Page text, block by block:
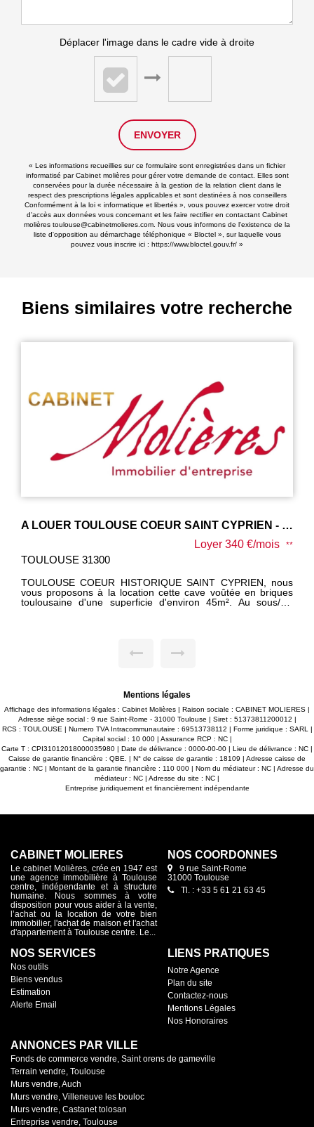
Déplacer l'image dans le cadre vide à droite
ENVOYER
« Les informations recueillies sur ce formulaire sont enregistrées dans un fichier
informatisé par Cabinet molières pour gérer votre demande de contact. Elles sont
conservées pour la durée nécessaire à la gestion de la relation client dans le
respect des prescriptions légales applicables et sont destinées à nos conseillers
Conformément à la loi « informatique et libertés », vous pouvez exercer votre droit
d'accès aux données vous concernant et les faire rectifier en contactant Cabinet
molières toulouse@cabinetmolieres.com. Nous vous informons de l'existence de la
liste d'opposition au démarchage téléphonique « Bloctel », sur laquelle vous
pouvez vous inscrire ici : https://www.bloctel.gouv.fr/ »
Biens similaires votre recherche
A LOUER TOULOUSE COEUR SAINT CYPRIEN - Cave toulousaine voûtée 45m²
Loyer 340 €/mois
**
TOULOUSE 31300
TOULOUSE COEUR HISTORIQUE SAINT CYPRIEN, nous
vous proposons à la location cette cave voûtée en briques
toulousaine d'une superficie d'environ 45m². Au sous/sol
Mentions légales
Affichage des informations légales : Cabinet Molières | Raison sociale : CABINET MOLIERES |
Adresse siège social : 9 rue Saint-Rome - 31000 Toulouse | Siret : 51373811200012 |
RCS : TOULOUSE | Numero TVA Intracommunautaire : 69513738112 | Forme juridique : SARL |
Capital social : 10 000 | Assurance RCP : NC |
Carte T : CPI31012018000035980 | Date de délivrance : 0000-00-00 | Lieu de délivrance : NC |
Caisse de garantie financière : QBE. | N° de caisse de garantie : 18109 | Adresse caisse de
garantie : NC | Montant de la garantie financière : 110 000 | Nom du médiateur : NC | Adresse du
médiateur : NC | Adresse du site : NC |
Entreprise juridiquement et financièrement indépendante
CABINET MOLIÈRES
Le cabinet Molières, crée en 1947 est
une agence immobilière à Toulouse
centre, indépendante et à structure
humaine. Nous sommes à votre
disposition pour vous aider à la vente,
l’achat ou la location de votre bien
immobilier, l'achat de maison et l'achat
d'appartement à Toulouse centre. Le...
NOS COORDONNES
9 rue Saint-Rome
31000 Toulouse
Tl. : +33 5 61 21 63 45
NOS SERVICES
Nos outils
Biens vendus
Estimation
Alerte Email
LIENS PRATIQUES
Notre Agence
Plan du site
Contactez-nous
Mentions Légales
Nos Honoraires
ANNONCES PAR VILLE
Fonds de commerce vendre, Saint orens de gameville
Terrain vendre, Toulouse
Murs vendre, Auch
Murs vendre, Villeneuve les bouloc
Murs vendre, Castanet tolosan
Entreprise vendre, Toulouse